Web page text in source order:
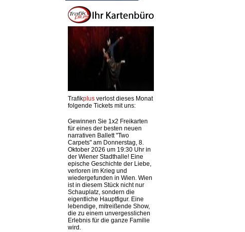
Trafikplusverlost dieses Monat
folgende Tickets mit uns:
Gewinnen Sie 1x2 Freikarten
für eines der besten neuen
narrativen Ballett "Two
Carpets" am Donnerstag, 8.
Oktober 2026 um 19:30 Uhr in
der Wiener Stadthalle! Eine
epische Geschichte der Liebe,
verloren im Krieg und
wiedergefunden in Wien. Wien
ist in diesem Stück nicht nur
Schauplatz, sondern die
eigentliche Hauptfigur. Eine
lebendige, mitreißende Show,
die zu einem unvergesslichen
Erlebnis für die ganze Familie
wird.